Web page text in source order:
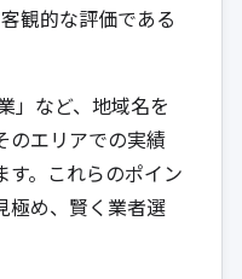
観的な評価である
」など、地域名を
のエリアでの実績
す。これらのポイン
極め、賢く業者選